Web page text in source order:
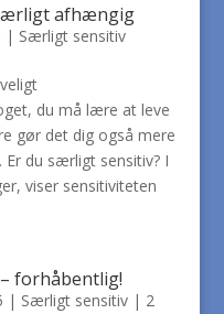
afhængig
| Særligt sensitiv
du må lære at leve
gør det dig også mere
du særligt sensitiv? I
viser sensitiviteten
forhåbentlig!
| Særligt sensitiv| 2